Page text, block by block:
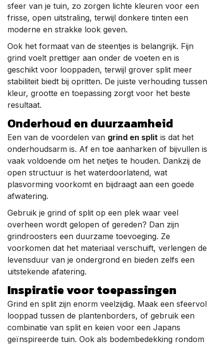
sfeer van je tuin, zo zorgen lichte kleuren voor een
frisse, open uitstraling, terwijl donkere tinten een
moderne en strakke look geven.
Ook het formaat van de steentjes is belangrijk. Fijn
grind voelt prettiger aan onder de voeten en is
geschikt voor looppaden, terwijl grover split meer
stabiliteit biedt bij opritten. De juiste verhouding tussen
kleur, grootte en toepassing zorgt voor het beste
resultaat.
Onderhoud en duurzaamheid
Een van de voordelen van grind en split is dat het
onderhoudsarm is. Af en toe aanharken of bijvullen is
vaak voldoende om het netjes te houden. Dankzij de
open structuur is het waterdoorlatend, wat
plasvorming voorkomt en bijdraagt aan een goede
afwatering.
Gebruik je grind of split op een plek waar veel
overheen wordt gelopen of gereden? Dan zijn
grindroosters een duurzame toevoeging. Ze
voorkomen dat het materiaal verschuift, verlengen de
levensduur van je ondergrond en bieden zelfs een
uitstekende afatering.
Inspiratie voor toepassingen
Grind en split zijn enorm veelzijdig. Maak een sfeervol
looppad tussen de plantenborders, of gebruik een
combinatie van split en keien voor een Japans
geïnspireerde tuin. Ook als bodembedekking rondom